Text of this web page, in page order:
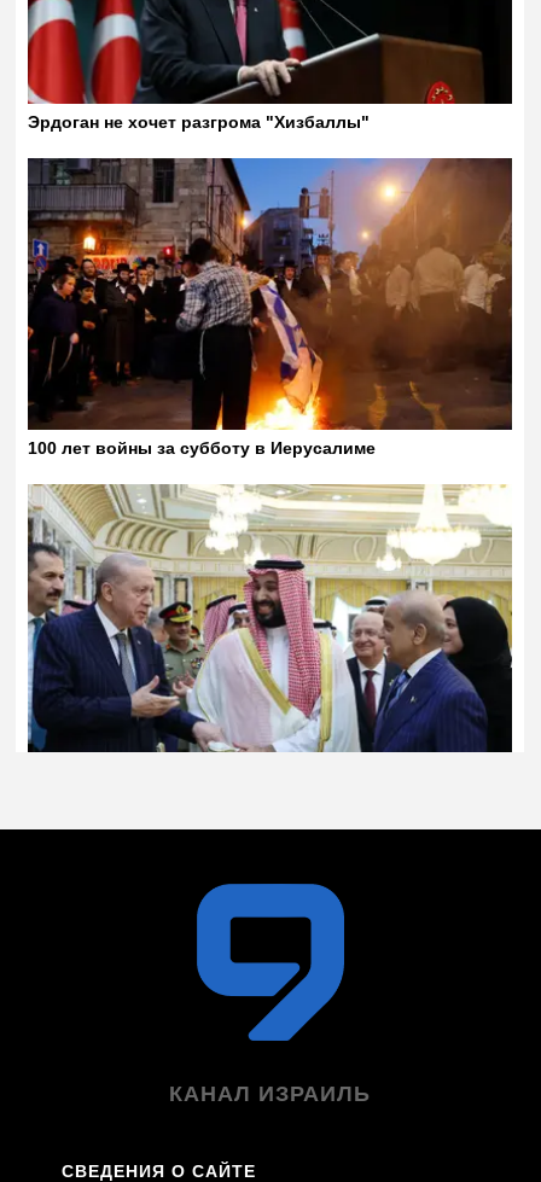
КАНАЛ ИЗРАИЛЬ
СВЕДЕНИЯ О САЙТЕ